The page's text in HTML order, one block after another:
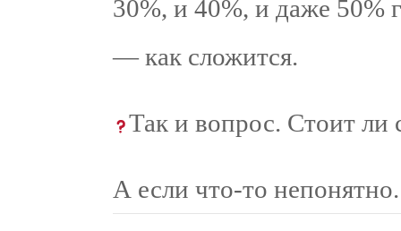
30%, и 40%, и даже 50%
— как сложится.
Так и вопрос. Стоит ли
А если что-то